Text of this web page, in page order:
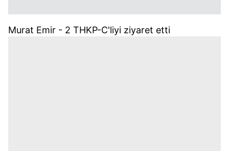
Murat Emir - 2 THKP-C'liyi ziyaret etti